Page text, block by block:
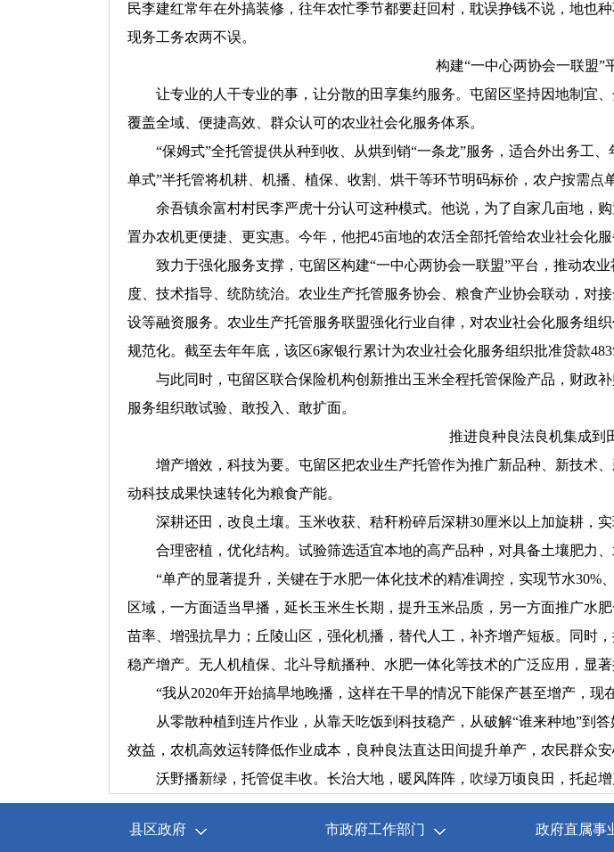
民李建红常年在外搞装修，往年农忙季节都要赶回村，耽误挣钱不说，地也
现务工务农两不误。
构建“一中心两协会一联盟”
让专业的人干专业的事，让分散的田享集约服务。屯留区坚持因地制宜
覆盖全域、便捷高效、群众认可的农业社会化服务体系。
“保姆式”全托管提供从种到收、从烘到销“一条龙”服务，适合外出务工
单式”半托管将机耕、机播、植保、收割、烘干等环节明码标价，农户按需
余吾镇余富村村民李严虎十分认可这种模式。他说，为了自家几亩地，
置办农机更便捷、更实惠。今年，他把45亩地的农活全部托管给农业社会化服
致力于强化服务支撑，屯留区构建“一中心两协会一联盟”平台，推动农
度、技术指导、统防统治。农业生产托管服务协会、粮食产业协会联动，对
设等融资服务。农业生产托管服务联盟强化行业自律，对农业社会化服务组
规范化。截至去年年底，该区6家银行累计为农业社会化服务组织批准贷款
与此同时，屯留区联合保险机构创新推出玉米全程托管保险产品，财政
服务组织敢试验、敢投入、敢扩面。
推进良种良法良机集成到
增产增效，科技为要。屯留区把农业生产托管作为推广新品种、新技术
动科技成果快速转化为粮食产能。
深耕还田，改良土壤。玉米收获、秸秆粉碎后深耕30厘米以上加旋耕，
合理密植，优化结构。试验筛选适宜本地的高产品种，对具备土壤肥力
“单产的显著提升，关键在于水肥一体化技术的精准调控，实现节水
区域，一方面适当早播，延长玉米生长期，提升玉米品质，另一方面推广水
苗率、增强抗旱力；丘陵山区，强化机播，替代人工，补齐增产短板。同时
稳产增产。无人机植保、北斗导航播种、水肥一体化等技术的广泛应用，显
“我从2020年开始搞旱地晚播，这样在干旱的情况下能保产甚至增产，现
从零散种植到连片作业，从靠天吃饭到科技稳产，从破解“谁来种地”到
效益，农机高效运转降低作业成本，良种良法直达田间提升单产，农民群众
沃野播新绿，托管促丰收。长治大地，暖风阵阵，吹绿万顷良田，托起增
县区政府 市政府工作部门 政府直属事